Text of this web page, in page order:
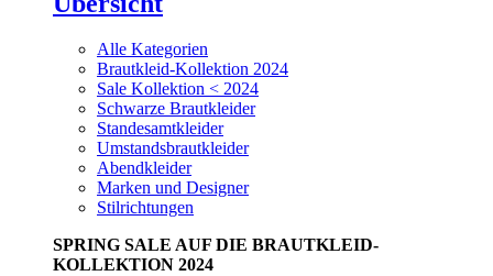
Alle Kategorien
Brautkleid-Kollektion 2024
Sale Kollektion < 2024
Schwarze Brautkleider
Standesamtkleider
Umstandsbrautkleider
Abendkleider
Marken und Designer
Stilrichtungen
SPRING SALE AUF DIE BRAUTKLEID-
KOLLEKTION 2024